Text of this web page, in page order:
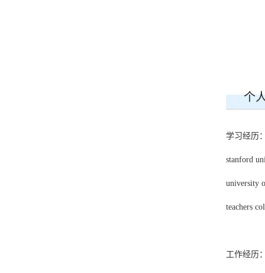
个
学习经历
stanford
university
teachers
工作经历